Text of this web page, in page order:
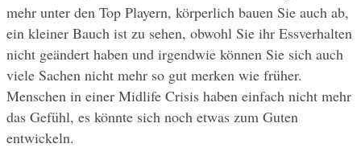
mehr unter den Top Playern, körperlich bauen Sie auch ab,
ein kleiner Bauch ist zu sehen, obwohl Sie ihr Essverhalten
nicht geändert haben und irgendwie können Sie sich auch
viele Sachen nicht mehr so gut merken wie früher.
Menschen in einer Midlife Crisis haben einfach nicht mehr
das Gefühl, es könnte sich noch etwas zum Guten
entwickeln.